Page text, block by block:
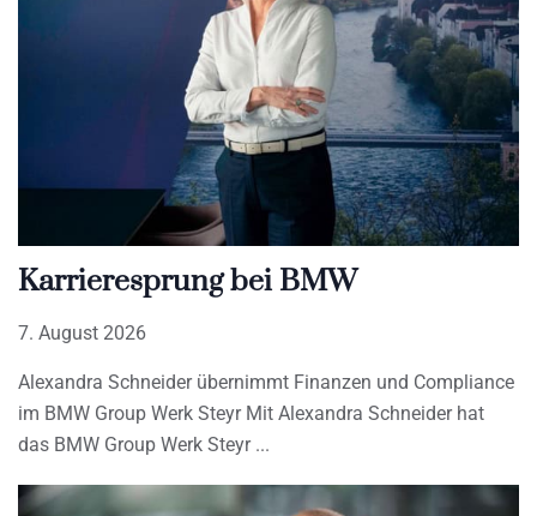
Karrieresprung bei BMW
7. August 2026
Alexandra Schneider übernimmt Finanzen und Compliance
im BMW Group Werk Steyr Mit Alexandra Schneider hat
das BMW Group Werk Steyr